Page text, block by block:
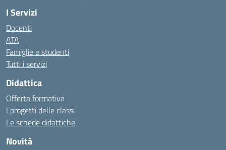
I Servizi
Docenti
ATA
Famiglie e studenti
Tutti i servizi
Didattica
Offerta formativa
I progetti delle classi
Le schede didattiche
Novità